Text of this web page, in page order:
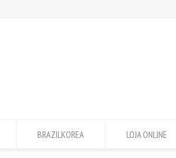
BRAZILKOREA LOJA ONLINE